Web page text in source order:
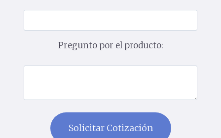
Pregunto por el producto: